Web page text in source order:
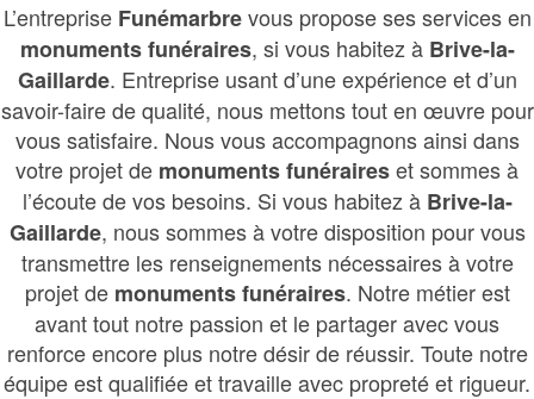
L’entreprise Funémarbrevous propose ses services en
monuments funéraires, si vous habitez à Brive-la-
Gaillarde. Entreprise usant d’une expérience et d’un
savoir-faire de qualité, nous mettons tout en œuvre pour
vous satisfaire. Nous vous accompagnons ainsi dans
votre projet de monuments funéraireset sommes à
l’écoute de vos besoins. Si vous habitez à Brive-la-
Gaillarde, nous sommes à votre disposition pour vous
transmettre les renseignements nécessaires à votre
projet de monuments funéraires. Notre métier est
avant tout notre passion et le partager avec vous
renforce encore plus notre désir de réussir. Toute notre
équipe est qualifiée et travaille avec propreté et rigueur.